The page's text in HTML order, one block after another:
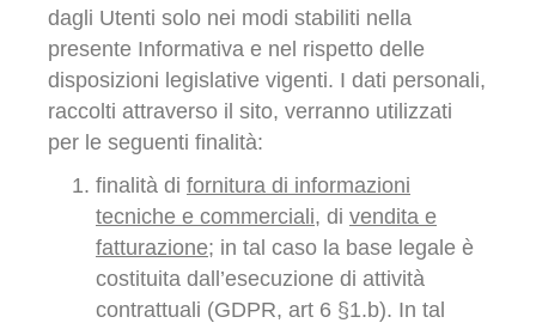
dagli Utenti solo nei modi stabiliti nella
presente Informativa e nel rispetto delle
disposizioni legislative vigenti. I dati personali,
raccolti attraverso il sito, verranno utilizzati
per le seguenti finalità:
finalità di fornitura di informazioni
tecniche e commerciali, di vendita e
fatturazione; in tal caso la base legale è
costituita dall’esecuzione di attività
contrattuali (GDPR, art 6 §1.b). In tal